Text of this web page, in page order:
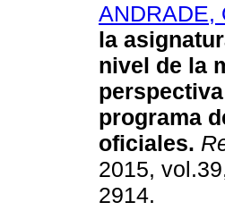
ANDRADE,
la
nivel de la
programa
oficiales.
2015,
2914.